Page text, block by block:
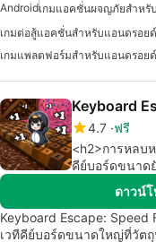
Androidเกมแอคชั่นผจญภัยสำหรั
เกมต่อสู้แอคชั่นสำหรับแอนดรอยด์
เกมแพลตฟอร์มสำหรับแอนดรอยด์
Keyboard
4.7 ฟรี
<h2>การหลบ
คีย์บอร์ดขนาด
ดาวน์
Keyboard Escape:
เวทีคีย์บอร์ดขนาดใหญ่ที่วัต